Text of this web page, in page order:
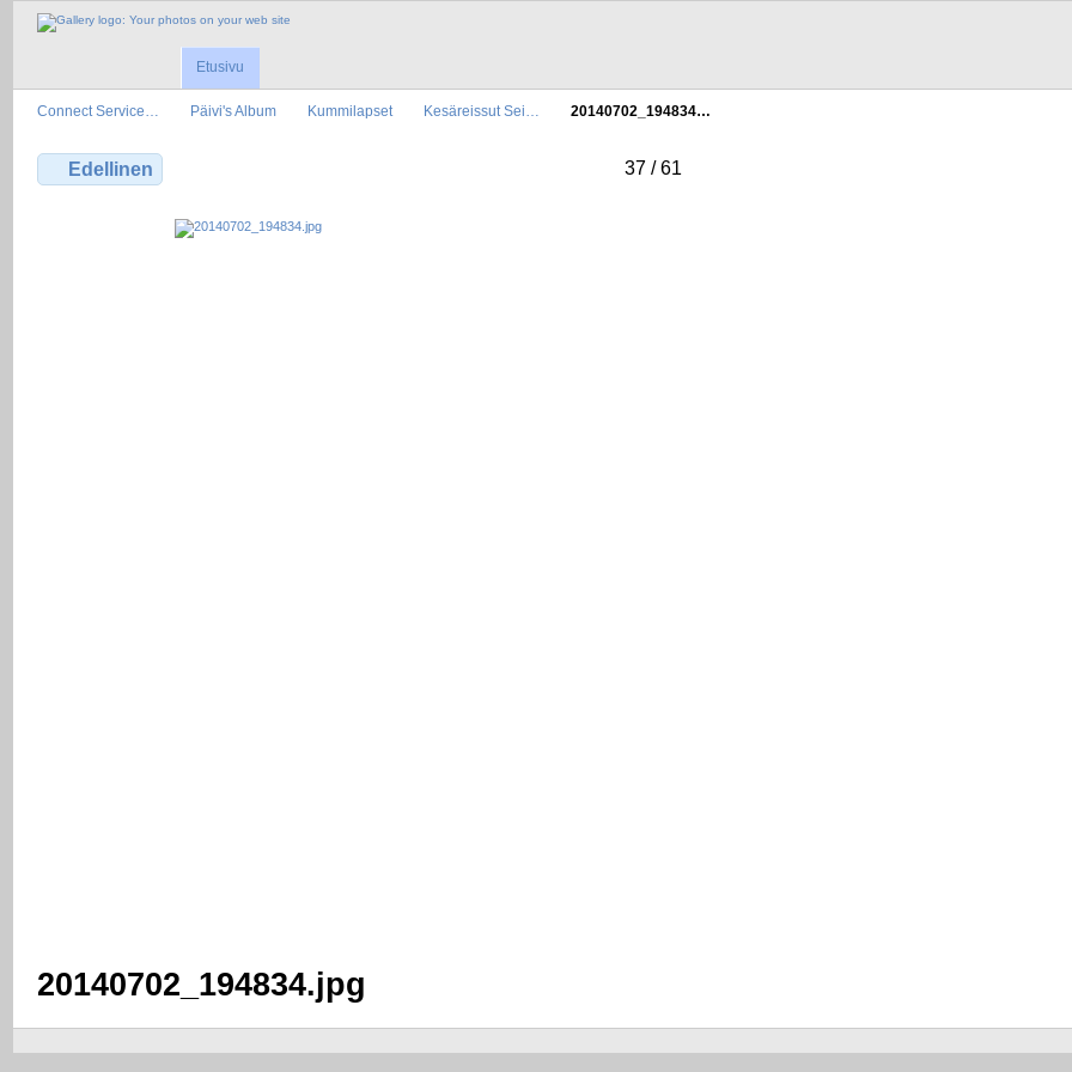
Etusivu
Connect Service… Päivi's Album Kummilapset Kesäreissut Sei… 20140702_194834…
Edellinen 37 / 61
20140702_194834.jpg